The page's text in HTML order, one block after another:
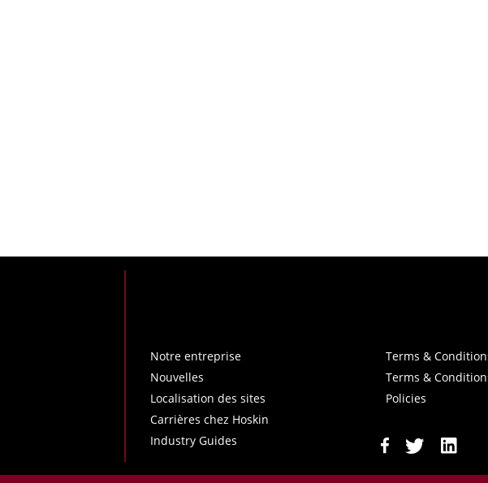
Notre entreprise
Nouvelles
Localisation des sites
Carrières chez Hoskin
Industry Guides
Terms &
Terms &
Policies